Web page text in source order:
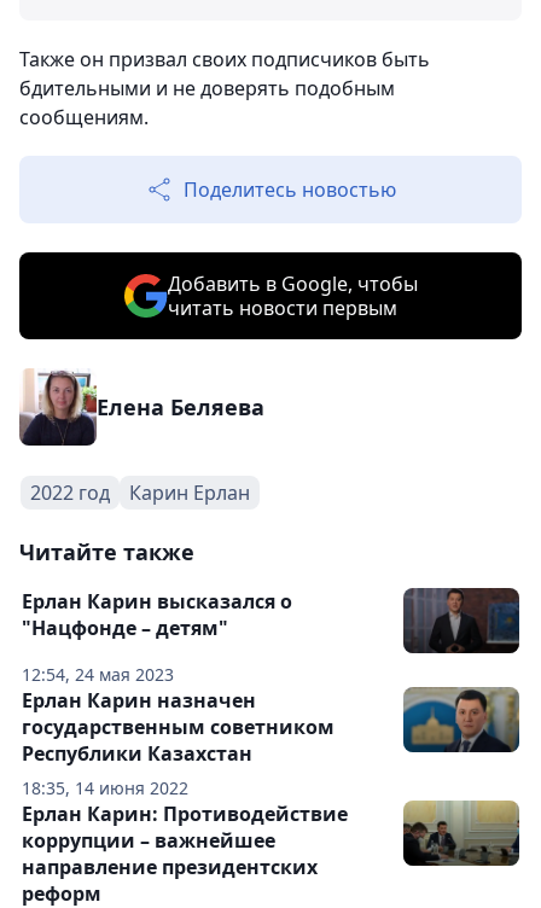
Также он призвал своих подписчиков быть
бдительными и не доверять подобным
сообщениям.
Поделитесь новостью
Добавить в Google, чтобы
читать новости первым
Елена Беляева
2022 год Карин Ерлан
Читайте также
12:54, 24 мая 2023
Ерлан Карин высказался о
"Нацфонде – детям"
18:35, 14 июня 2022
Ерлан Карин назначен
государственным советником
Республики Казахстан
Ерлан Карин: Противодействие
коррупции – важнейшее
направление президентских
реформ